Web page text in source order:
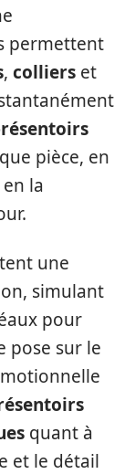
permettent
, colliers et
pièce, en
la
une
simulant
pour
pose sur le
quant à
et le détail